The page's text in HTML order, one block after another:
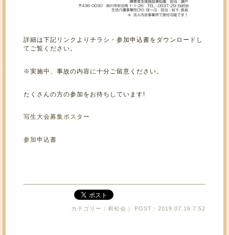
詳細は下記リンクよりチラシ・参加申込書をダウンロードし
てご覧ください。
※実施中、事故の内容に十分ご留意ください。
たくさんの方の参加をお待ちしています!
写生大会募集ポスター
参加申込書
カテゴリー：和松会｜ POST：2019.07.16 7:52